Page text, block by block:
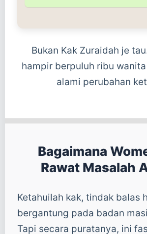
Bukan Kak Zuraidah je
hampir berpuluh ribu
alami perubahan
Bagaimana
Rawat Masalah
Ketahuilah kak, tindak balas
bergantung pada badan
Tapi secara puratanya, ini